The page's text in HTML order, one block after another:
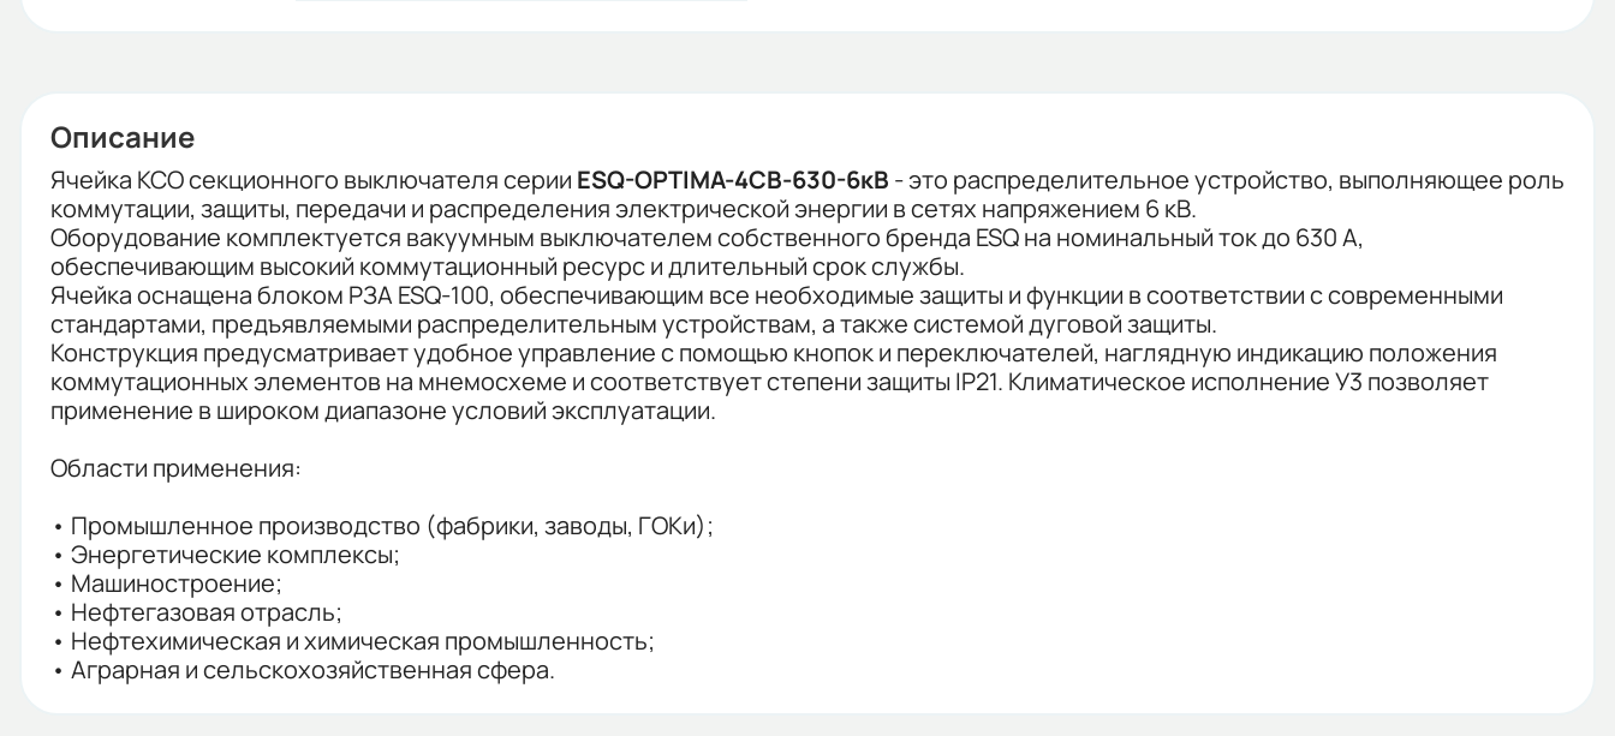
Описание
Ячейка КСО секционного выключателя серии ESQ-OPTIMA-4СВ-630-6кВ - это распределительное устройство, выполняющее роль
коммутации, защиты, передачи и распределения электрической энергии в сетях напряжением 6 кВ.
Оборудование комплектуется вакуумным выключателем собственного бренда ESQ на номинальный ток до 630 А,
обеспечивающим высокий коммутационный ресурс и длительный срок службы.
Ячейка оснащена блоком РЗА ESQ-100, обеспечивающим все необходимые защиты и функции в соответствии с современными
стандартами, предъявляемыми распределительным устройствам, а также системой дуговой защиты.
Конструкция предусматривает удобное управление с помощью кнопок и переключателей, наглядную индикацию положения
коммутационных элементов на мнемосхеме и соответствует степени защиты IP21. Климатическое исполнение У3 позволяет
применение в широком диапазоне условий эксплуатации.
Области применения:
• Промышленное производство (фабрики, заводы, ГОКи);
• Энергетические комплексы;
• Машиностроение;
• Нефтегазовая отрасль;
• Нефтехимическая и химическая промышленность;
• Аграрная и сельскохозяйственная сфера.